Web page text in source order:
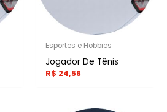
Esportes e Hobbies
Jogador De Tênis
R$ 24,56